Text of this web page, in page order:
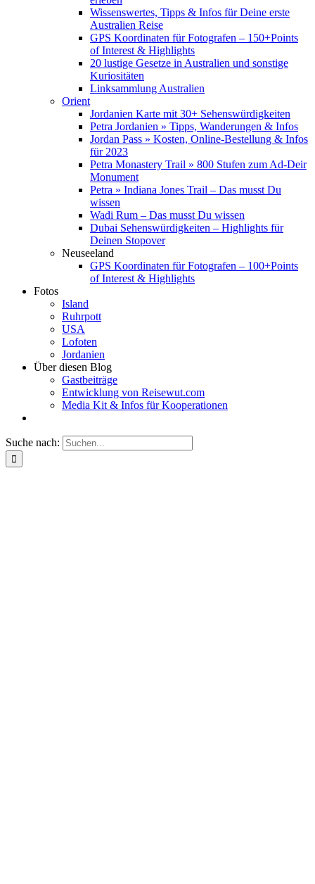
Wissenswertes, Tipps & Infos für Deine erste
Australien Reise
GPS Koordinaten für Fotografen – 150+Points
of Interest & Highlights
20 lustige Gesetze in Australien und sonstige
Kuriositäten
Linksammlung Australien
Orient
Jordanien Karte mit 30+ Sehenswürdigkeiten
Petra Jordanien » Tipps, Wanderungen & Infos
Jordan Pass » Kosten, Online-Bestellung & Infos
für 2023
Petra Monastery Trail » 800 Stufen zum Ad-Deir
Monument
Petra » Indiana Jones Trail – Das musst Du
wissen
Wadi Rum – Das musst Du wissen
Dubai Sehenswürdigkeiten – Highlights für
Deinen Stopover
Neuseeland
GPS Koordinaten für Fotografen – 100+Points
of Interest & Highlights
Fotos
Island
Ruhrpott
USA
Lofoten
Jordanien
Über diesen Blog
Gastbeiträge
Entwicklung von Reisewut.com
Media Kit & Infos für Kooperationen
Suche nach: